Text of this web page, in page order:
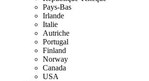
Pays-Bas
Irlande
Italie
Autriche
Portugal
Finland
Norway
Canada
USA